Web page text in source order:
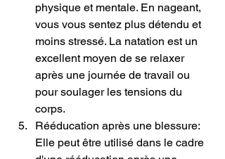
physique et mentale. En nageant,
vous vous sentez plus détendu et
moins stressé. La natation est un
excellent moyen de se relaxer
après une journée de travail ou
pour soulager les tensions du
corps.
Rééducation après une blessure:
Elle peut être utilisé dans le cadre